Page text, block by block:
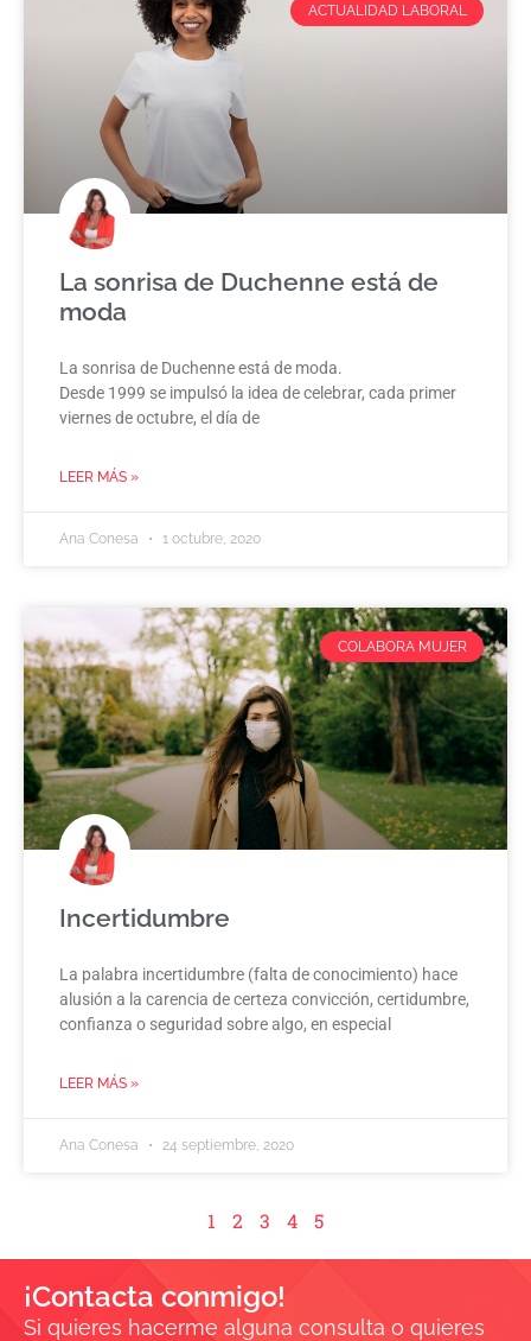
ACTUALIDAD LABORAL
La sonrisa de Duchenne está de
moda
La sonrisa de Duchenne está de moda.
Desde 1999 se impulsó la idea de celebrar, cada primer
viernes de octubre, el día de
LEER MÁS »
Ana Conesa 1 octubre, 2020
COLABORA MUJER
Incertidumbre
La palabra incertidumbre (falta de conocimiento) hace
alusión a la carencia de certeza convicción, certidumbre,
confianza o seguridad sobre algo, en especial
LEER MÁS »
Ana Conesa 24 septiembre, 2020
1 2 3 4 5
¡Contacta conmigo!
Si quieres hacerme alguna consulta o quieres